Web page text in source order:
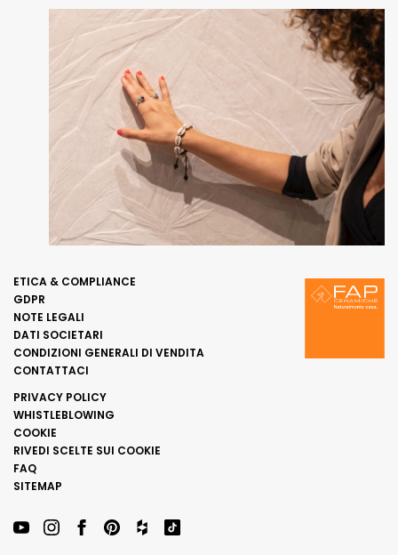
ETICA & COMPLIANCE
GDPR
NOTE LEGALI
DATI SOCIETARI
CONDIZIONI GENERALI DI VENDITA
CONTATTACI
PRIVACY POLICY
WHISTLEBLOWING
COOKIE
RIVEDI SCELTE SUI COOKIE
FAQ
SITEMAP